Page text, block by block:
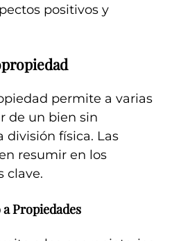
positivos y
permite a varias
de un bien sin
división física. Las
resumir en los
clave.
Propiedades